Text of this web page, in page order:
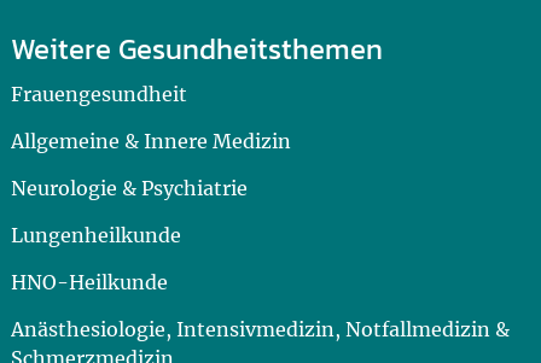
Weitere Gesundheitsthemen
Frauengesundheit
Allgemeine & Innere Medizin
Neurologie & Psychiatrie
Lungenheilkunde
HNO-Heilkunde
Anästhesiologie, Intensivmedizin, Notfallmedizin &
Schmerzmedizin